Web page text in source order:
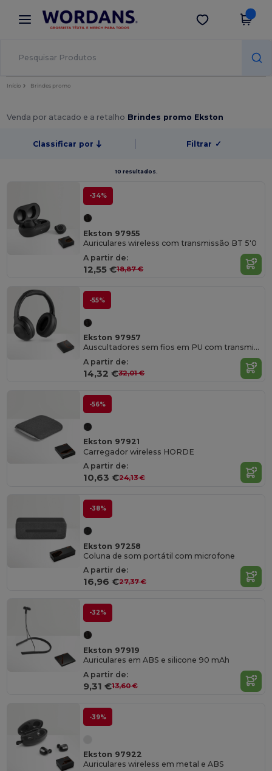
× App Wordans
Melhores preços na app!
Obter app
Início Brindes promo
Venda por atacado e a retalho Brindes promo Ekston
Classificar por Filtrar ✓
10 resultados.
-34%
Ekston 97955
Auriculares wireless com transmissão BT 5'0
A partir de:
12,55 €18,87 €
-55%
Ekston 97957
Auscultadores sem fios em PU com transmissão BT 5'0
A partir de:
14,32 €32,01 €
-56%
Ekston 97921
Carregador wireless HORDE
A partir de:
10,63 €24,13 €
-38%
Ekston 97258
Coluna de som portátil com microfone
A partir de:
16,96 €27,37 €
-32%
Ekston 97919
Auriculares em ABS e silicone 90 mAh
A partir de:
9,31 €13,60 €
-39%
Ekston 97922
Auriculares wireless em metal e ABS